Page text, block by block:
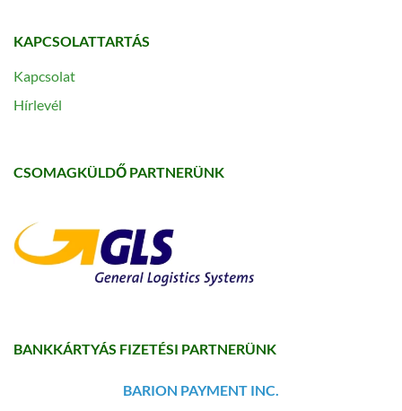
KAPCSOLATTARTÁS
Kapcsolat
Hírlevél
CSOMAGKÜLDŐ PARTNERÜNK
BANKKÁRTYÁS FIZETÉSI PARTNERÜNK
BARION PAYMENT INC.